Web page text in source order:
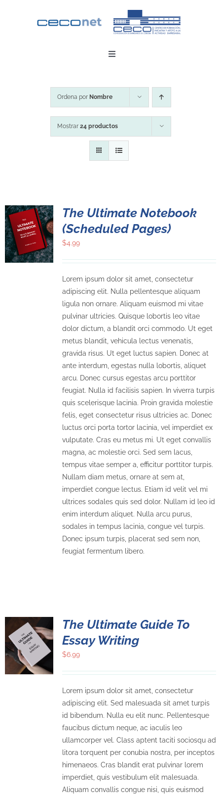
Toggle
Ordena por Nombre
Mostrar 24 productos
The Ultimate Notebook
(Scheduled Pages)
$4.99
Lorem ipsum dolor sit amet, consectetur
adipiscing elit. Nulla pellentesque aliquam
ligula non ornare. Aliquam euismod mi vitae
pulvinar ultricies. Quisque lobortis leo vitae
dolor dictum, a blandit orci commodo. Ut eget
metus blandit, vehicula lectus venenatis,
gravida risus. Ut eget luctus sapien. Donec at
ante interdum, egestas nulla lobortis, aliquet
arcu. Donec cursus egestas arcu porttitor
feugiat. Nulla id facilisis sapien. In viverra turpis
quis scelerisque lacinia. Proin gravida molestie
felis, eget consectetur risus ultricies ac. Donec
luctus orci porta tortor lacinia, vel imperdiet ex
vulputate. Cras eu metus mi. Ut eget convallis
magna, ac molestie orci. Sed sem lacus,
tempus vitae semper a, efficitur porttitor turpis.
Nullam diam metus, ornare at sem at,
imperdiet congue lectus. Etiam id velit vel mi
ultrices sodales quis sed dolor. Nullam id leo id
enim interdum aliquet. Nulla arcu purus,
sodales in tempus lacinia, congue vel turpis.
Donec ipsum turpis, placerat sed sem non,
feugiat fermentum libero.
The Ultimate Guide To
Essay Writing
$6.99
Lorem ipsum dolor sit amet, consectetur
adipiscing elit. Sed malesuada sit amet turpis
id bibendum. Nulla eu elit nunc. Pellentesque
faucibus dictum neque, ac iaculis leo
ullamcorper vel. Class aptent taciti sociosqu ad
litora torquent per conubia nostra, per inceptos
himenaeos. Cras blandit erat pulvinar lorem
imperdiet, quis vestibulum elit malesuada.
Aliquam convallis congue nisi, quis euismod